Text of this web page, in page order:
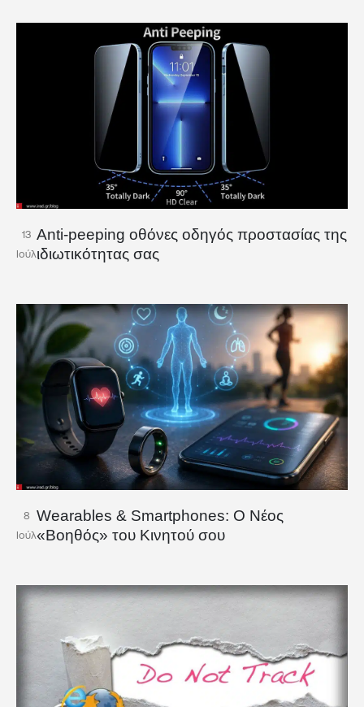
13
Ιούλ
Anti-peeping οθόνες οδηγός προστασίας της
ιδιωτικότητας σας
8
Ιούλ
Wearables & Smartphones: Ο Νέος
«Βοηθός» του Κινητού σου